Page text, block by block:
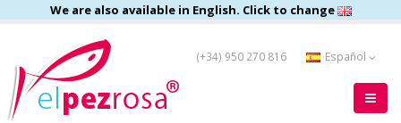
We are also available in English. Click to change
(+34) 950 270 816 Español